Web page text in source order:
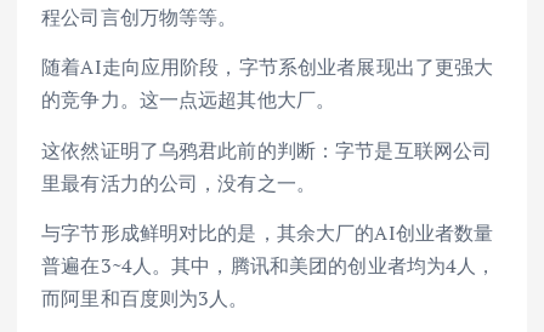
程公司言创万物等等。
随着AI走向应用阶段，字节系创业者展现出了更强大
的竞争力。这一点远超其他大厂。
这依然证明了乌鸦君此前的判断：字节是互联网公司
里最有活力的公司，没有之一。
与字节形成鲜明对比的是，其余大厂的AI创业者数量
普遍在3~4人。其中，腾讯和美团的创业者均为4人，
而阿里和百度则为3人。